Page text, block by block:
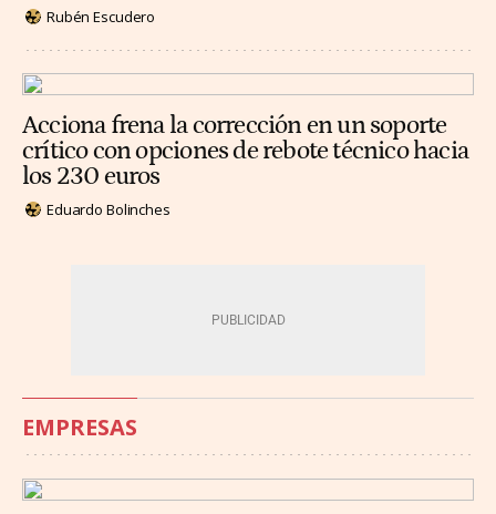
Rubén Escudero
Acciona frena la corrección en un soporte
crítico con opciones de rebote técnico hacia
los 230 euros
Eduardo Bolinches
EMPRESAS